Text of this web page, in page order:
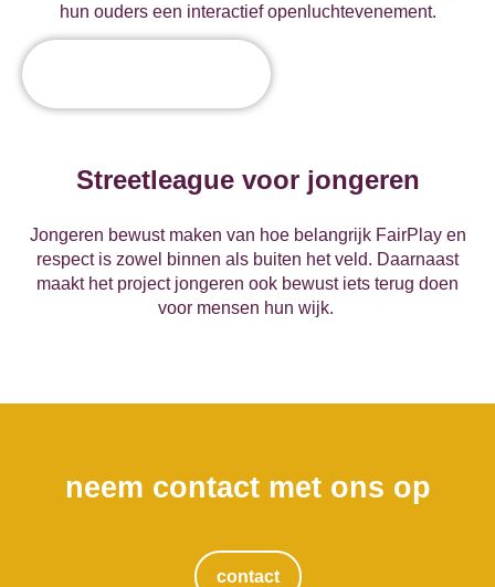
hun ouders een interactief openluchtevenement.
Streetleague voor jongeren
Jongeren bewust maken van hoe belangrijk FairPlay en
respect is zowel binnen als buiten het veld. Daarnaast
maakt het project jongeren ook bewust iets terug doen
voor mensen hun wijk.
neem contact met ons op​
contact